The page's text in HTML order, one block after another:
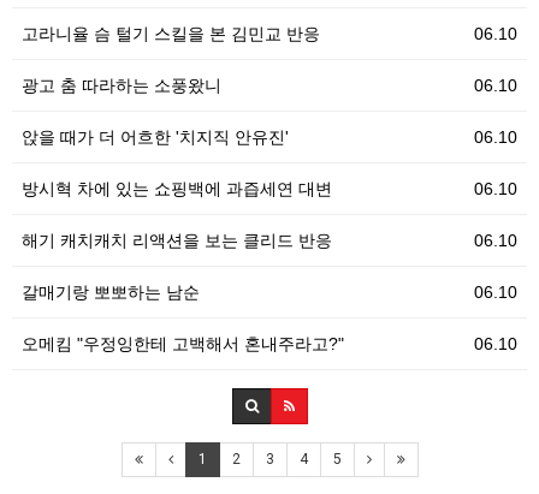
06.10
고라니율 슴 털기 스킬을 본 김민교 반응
06.10
광고 춤 따라하는 소풍왔니
06.10
앉을 때가 더 어흐한 '치지직 안유진'
06.10
방시혁 차에 있는 쇼핑백에 과즙세연 대변
06.10
해기 캐치캐치 리액션을 보는 클리드 반응
06.10
갈매기랑 뽀뽀하는 남순
06.10
오메킴 "우정잉한테 고백해서 혼내주라고?"
1 2 3 4 5